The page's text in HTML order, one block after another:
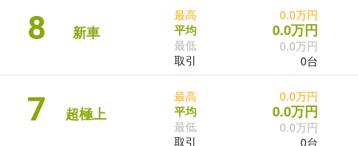
8 新車
最高
平均
最低
取引
0.0万円
0.0万円
0.0万円
0台
7 超極上
最高
平均
最低
取引
0.0万円
0.0万円
0.0万円
0台